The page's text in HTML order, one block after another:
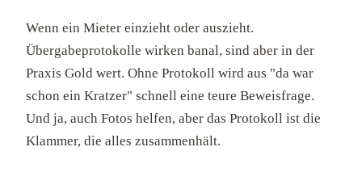
Wenn ein Mieter einzieht oder auszieht.
Übergabeprotokolle wirken banal, sind aber in der
Praxis Gold wert. Ohne Protokoll wird aus "da war
schon ein Kratzer" schnell eine teure Beweisfrage.
Und ja, auch Fotos helfen, aber das Protokoll ist die
Klammer, die alles zusammenhält.